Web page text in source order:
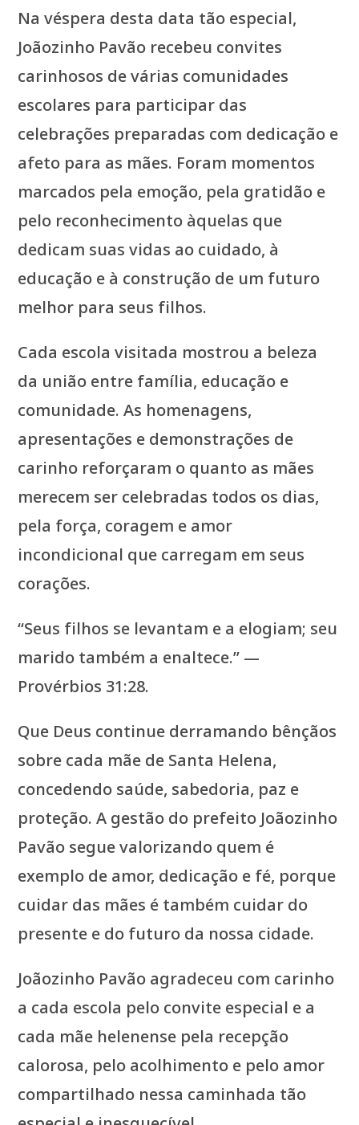
Na véspera desta data tão especial,
Joãozinho Pavão recebeu convites
carinhosos de várias comunidades
escolares para participar das
celebrações preparadas com dedicação e
afeto para as mães. Foram momentos
marcados pela emoção, pela gratidão e
pelo reconhecimento àquelas que
dedicam suas vidas ao cuidado, à
educação e à construção de um futuro
melhor para seus filhos.
Cada escola visitada mostrou a beleza
da união entre família, educação e
comunidade. As homenagens,
apresentações e demonstrações de
carinho reforçaram o quanto as mães
merecem ser celebradas todos os dias,
pela força, coragem e amor
incondicional que carregam em seus
corações.
“Seus filhos se levantam e a elogiam; seu
marido também a enaltece.” —
Provérbios 31:28.
Que Deus continue derramando bênçãos
sobre cada mãe de Santa Helena,
concedendo saúde, sabedoria, paz e
proteção. A gestão do prefeito Joãozinho
Pavão segue valorizando quem é
exemplo de amor, dedicação e fé, porque
cuidar das mães é também cuidar do
presente e do futuro da nossa cidade.
Joãozinho Pavão agradeceu com carinho
a cada escola pelo convite especial e a
cada mãe helenense pela recepção
calorosa, pelo acolhimento e pelo amor
compartilhado nessa caminhada tão